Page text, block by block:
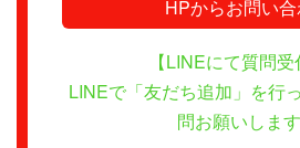
HPからお問い
【LINEにて質問受
LINEで「友だち追加」を行
問お願いします